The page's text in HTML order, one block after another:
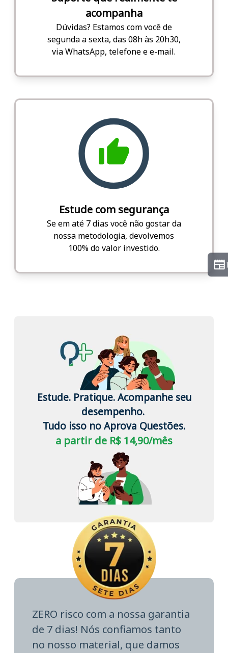
acompanha
Dúvidas? Estamos com você de
segunda a sexta, das 08h às 20h30,
via WhatsApp, telefone e e-mail.
Estude com segurança
Se em até 7 dias você não gostar da
nossa metodologia, devolvemos
100% do valor investido.
Estude. Pratique. Acompanhe seu
desempenho.
Tudo isso no Aprova Questões.
a partir de R$ 14,90/mês
ZERO risco com a nossa garantia
de 7 dias! Nós confiamos tanto
no nosso material, que damos